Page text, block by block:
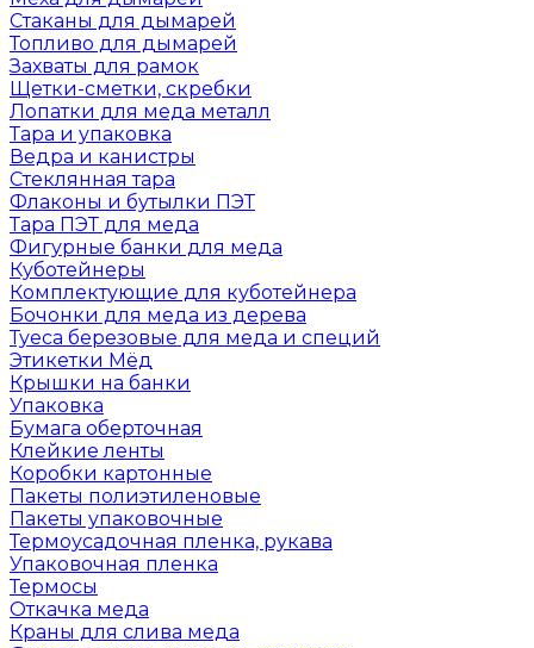
Стаканы для дымарей
Топливо для дымарей
Захваты для рамок
Щетки-сметки, скребки
Лопатки для меда металл
Тара и упаковка
Ведра и канистры
Стеклянная тара
Флаконы и бутылки ПЭТ
Тара ПЭТ для меда
Фигурные банки для меда
Куботейнеры
Комплектующие для куботейнера
Бочонки для меда из дерева
Туеса березовые для меда и специй
Этикетки Мёд
Крышки на банки
Упаковка
Бумага оберточная
Клейкие ленты
Коробки картонные
Пакеты полиэтиленовые
Пакеты упаковочные
Термоусадочная пленка, рукава
Упаковочная пленка
Термосы
Откачка меда
Краны для слива меда